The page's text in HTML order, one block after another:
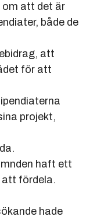
att det är
både de
att
för att
projekt,
haft ett
att fördela.
hade